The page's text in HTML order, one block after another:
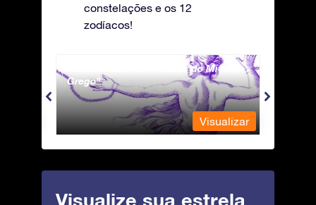
constelações e os 12
zodíacos!
Andromeda - A Princesa do Mito
Grego
Visualizar
Visualize sua estrela